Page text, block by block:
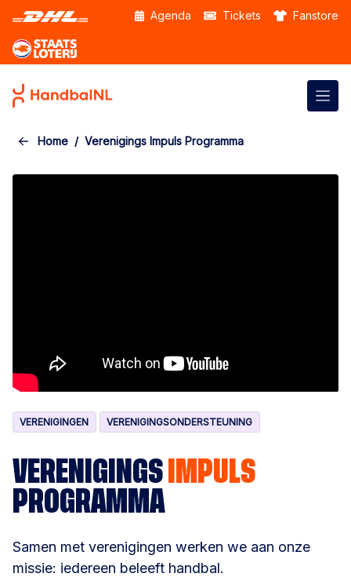
Skip to the main content Agenda Tickets Fanstore
Home Verenigings Impuls Programma
VERENIGINGEN VERENIGINGSONDERSTEUNING
VERENIGINGS
IMPULS
PROGRAMMA
Samen met verenigingen werken we aan onze
missie: iedereen beleeft handbal.